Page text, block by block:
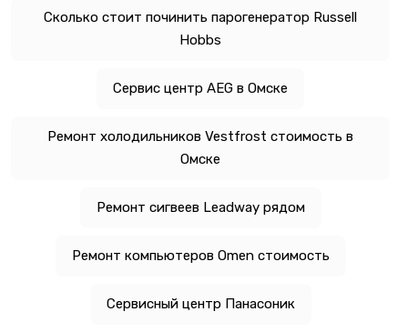
Сколько стоит починить парогенератор Russell
Hobbs
Сервис центр AEG в Омске
Ремонт холодильников Vestfrost стоимость в
Омске
Ремонт сигвеев Leadway рядом
Ремонт компьютеров Omen стоимость
Сервисный центр Панасоник